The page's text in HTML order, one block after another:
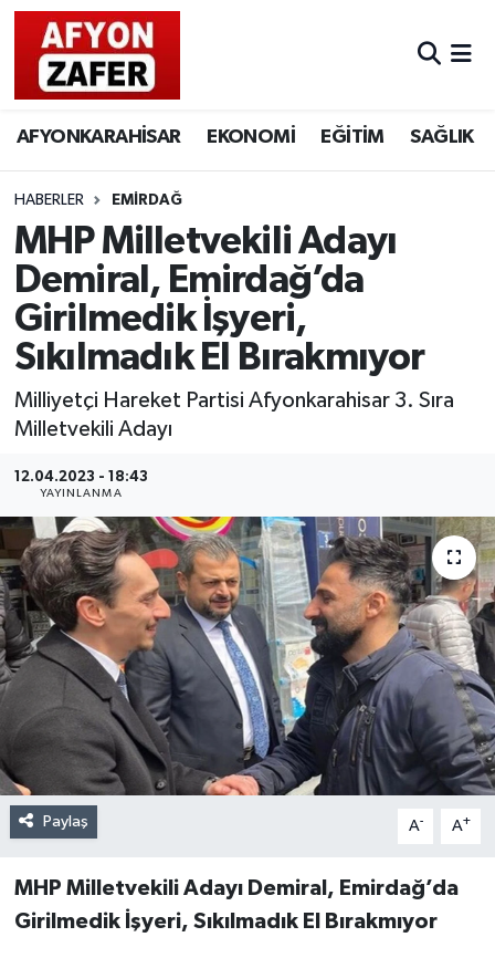
AFYONKARAHİSAR EKONOMİ EĞİTİM SAĞLIK
HABERLER EMİRDAĞ
MHP Milletvekili Adayı
Demiral, Emirdağ’da
Girilmedik İşyeri,
Sıkılmadık El Bırakmıyor
Milliyetçi Hareket Partisi Afyonkarahisar 3. Sıra
Milletvekili Adayı
12.04.2023 - 18:43
YAYINLANMA
Paylaş A- A+
MHP Milletvekili Adayı Demiral, Emirdağ’da
Girilmedik İşyeri, Sıkılmadık El Bırakmıyor